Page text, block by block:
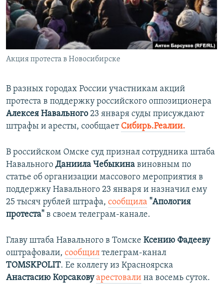
ПОБЕДИТЕЛЕЙ НЕ СУДЯТ?
КРЫМ.НЕПОКОРЕННЫЙ
ELIFBE
УКРАИНСКАЯ ПРОБЛЕМА КРЫМА
ПРИСОЕДИНЯЙТЕСЬ!
Акция протеста в Новосибирске
В разных городах России участникам акций
протеста в поддержку российского оппозиционера
Алексея Навального 23 января суды присуждают
штрафы и аресты, сообщает Сибирь.Реалии.
В российском Омске суд признал сотрудника штаба
Навального Даниила Чебыкина виновным по
статье об организации массового мероприятия в
поддержку Навального 23 января и назначил ему
25 тысяч рублей штрафа, сообщила "Апология
протеста" в своем телеграм-канале.
Главу штаба Навального в Томске Ксению Фадееву
оштрафовали, сообщил телеграм-канал
TOMSKPOLIT. Ее коллегу из Красноярска
Анастасию Корсакову арестовали на восемь суток.